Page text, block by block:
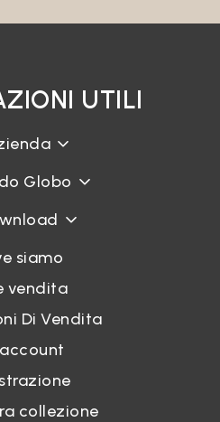
UTILI
Globo
siamo
vendita
Di Vendita
collezione